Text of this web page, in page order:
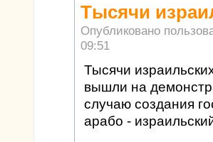
Тысячи
Опубликовано
09:51
Тысячи
вышли на
случаю создания
арабо -